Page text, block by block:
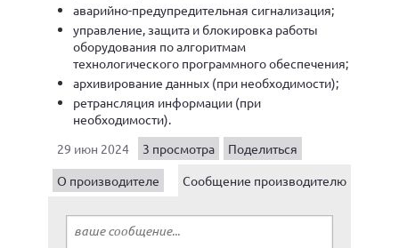
аварийно-предупредительная сигнализация;
управление, защита и блокировка работы
оборудования по алгоритмам
технологического программного обеспечения;
архивирование данных (при необходимости);
ретрансляция информации (при
необходимости).
29 июн 2024
3 просмотра
Поделиться
О производителе
Сообщение производителю